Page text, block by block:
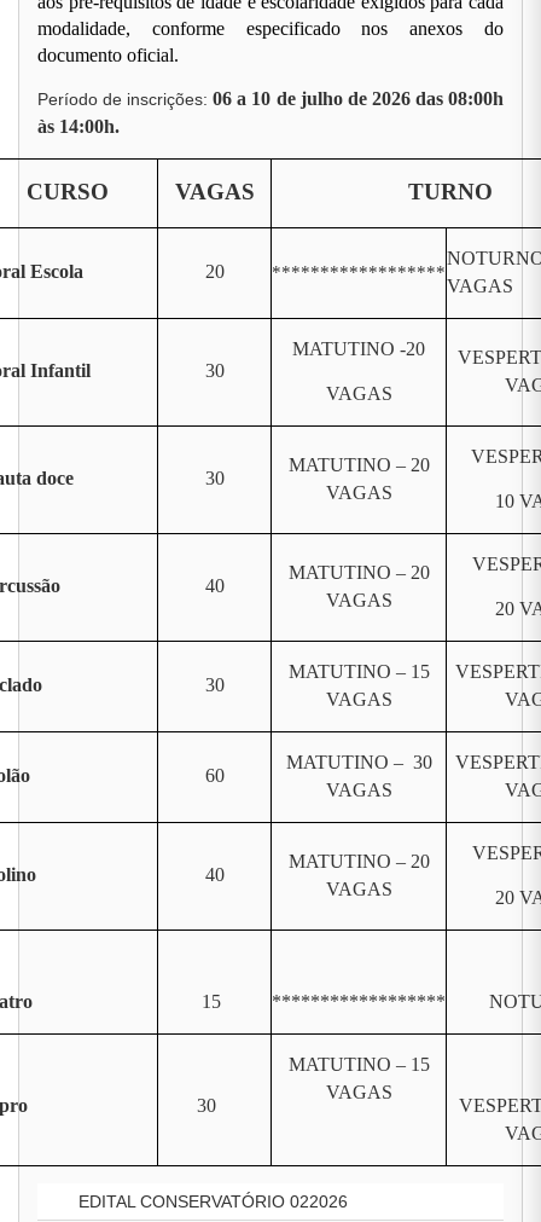
modalidade, conforme especificado nos anexos do
documento oficial.
Período de inscrições:06 a 10 de julho de 2026 das 08:00h
às 14:00h.
CURSO VAGAS TURNO
Escola 20 ******************
VAGAS
Infantil 30
MATUTINO -20
VAGAS
doce 30
MATUTINO – 20
VAGAS
10
40
MATUTINO – 20
VAGAS
20
30
MATUTINO – 15
VAGAS
60
MATUTINO – 30
VAGAS
40
MATUTINO – 20
VAGAS
20
15 ******************
30
MATUTINO – 15
VAGAS
EDITAL CONSERVATÓRIO 022026